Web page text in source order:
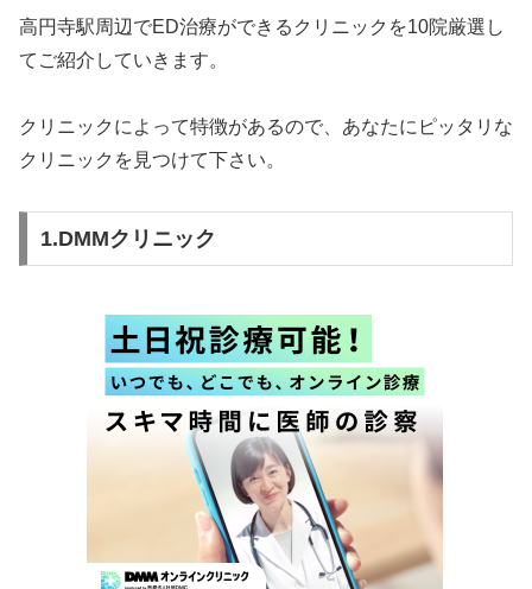
高円寺駅周辺でED治療ができるクリニックを10院厳選し
てご紹介していきます。
クリニックによって特徴があるので、あなたにピッタリな
クリニックを見つけて下さい。
1.DMMクリニック